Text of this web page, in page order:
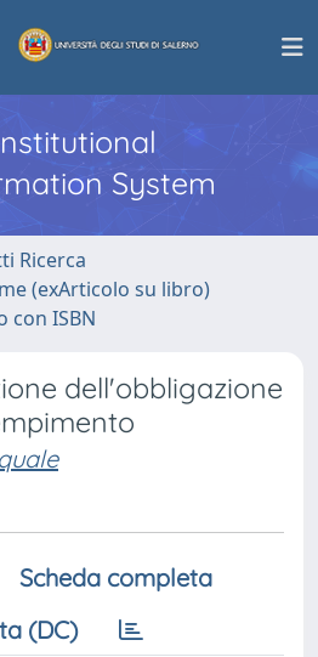
System
Ricerca
(exArticolo su libro)
con ISBN
dell'obbligazione
Scheda completa
(DC)